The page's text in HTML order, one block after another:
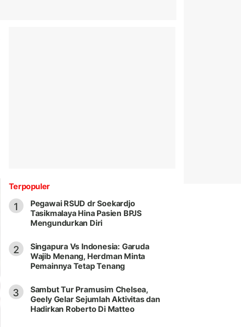
Terpopuler
1
Pegawai RSUD dr Soekardjo
Tasikmalaya Hina Pasien BPJS
Mengundurkan Diri
2
Singapura Vs Indonesia: Garuda
Wajib Menang, Herdman Minta
Pemainnya Tetap Tenang
3
Sambut Tur Pramusim Chelsea,
Geely Gelar Sejumlah Aktivitas dan
Hadirkan Roberto Di Matteo